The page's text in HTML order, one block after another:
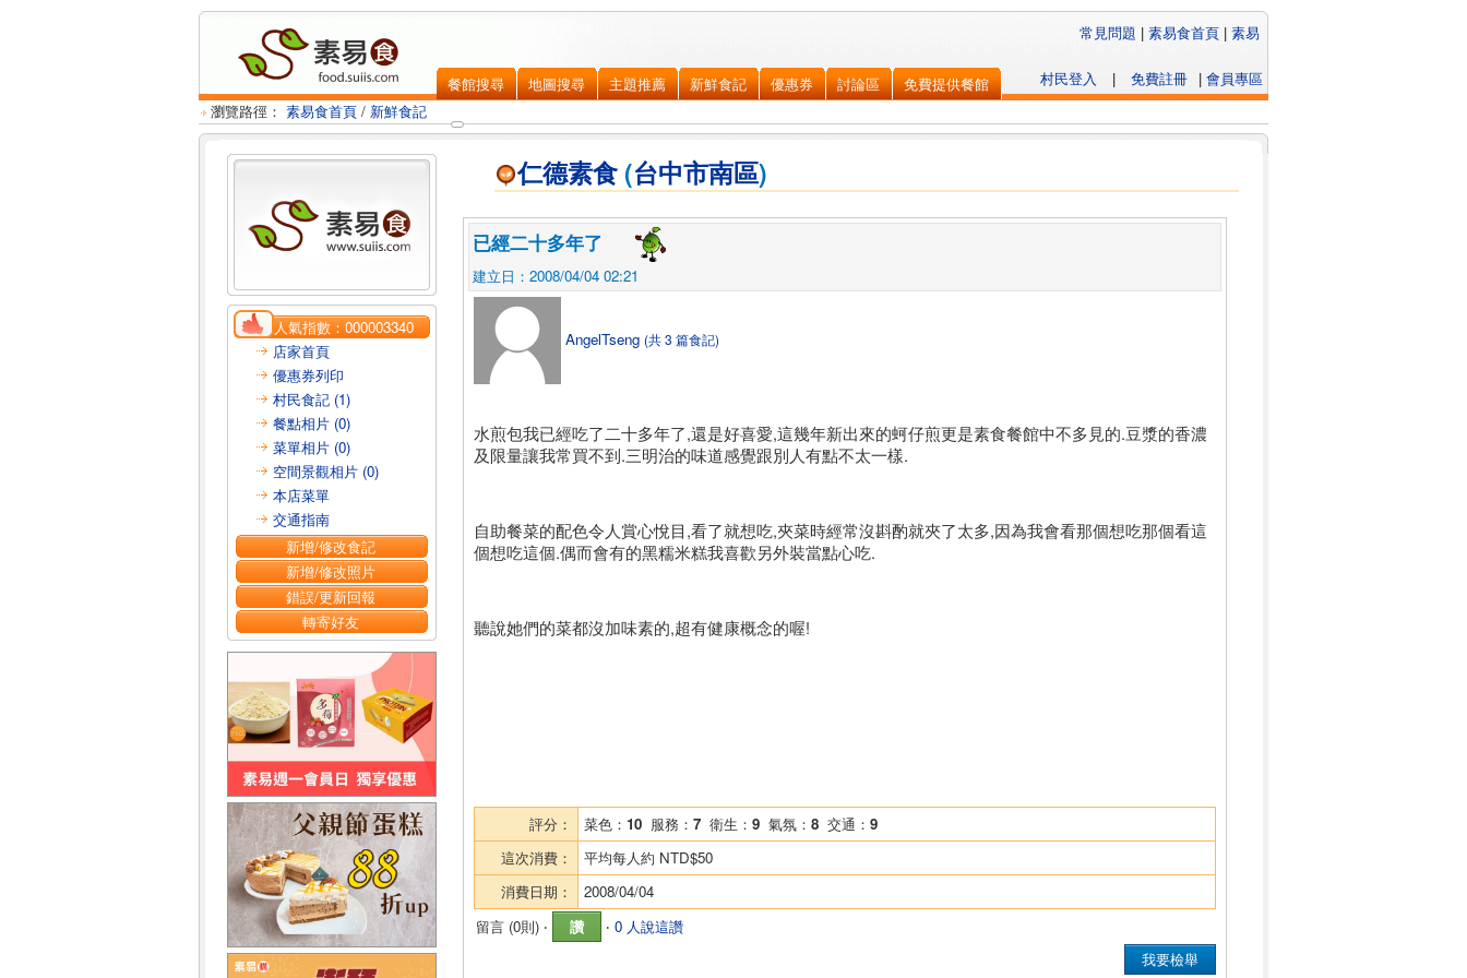
餐館搜尋 地圖搜尋 主題推薦 新鮮食記 優惠券 討論區 免費提供餐館 | 會員專區
免費註冊
|
村民登入
常見問題 | 素易食首頁 | 素易
瀏覽路徑： 素易食首頁 / 新鮮食記
人氣指數：000003340
店家首頁
優惠券列印
村民食記 (1)
餐點相片 (0)
菜單相片 (0)
空間景觀相片 (0)
本店菜單
交通指南
新增/修改食記
新增/修改照片
錯誤/更新回報
轉寄好友
仁德素食 (台中市南區)
已經二十多年了
建立日：2008/04/04 02:21
AngelTseng (共 3 篇食記)
水煎包我已經吃了二十多年了,還是好喜愛,這幾年新出來的蚵仔煎更是素食餐館中不多見的.豆漿的香濃
及限量讓我常買不到.三明治的味道感覺跟別人有點不太一樣.
自助餐菜的配色令人賞心悅目,看了就想吃,夾菜時經常沒斟酌就夾了太多,因為我會看那個想吃那個看這
個想吃這個.偶而會有的黑糯米糕我喜歡另外裝當點心吃.
聽說她們的菜都沒加味素的,超有健康概念的喔!
評分： 菜色： 10 服務： 7 衛生： 9 氣氛： 8 交通： 9
這次消費：
平均每人約 NTD$50
消費日期：
2008/04/04
留言 (0則) ‧ 讚 ‧ 0 人說這讚
我要檢舉